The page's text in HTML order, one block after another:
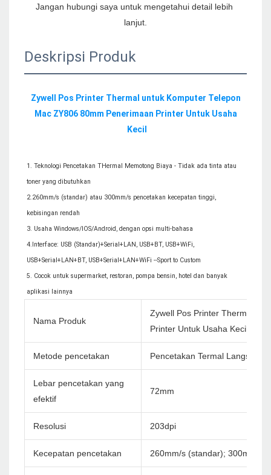
Jangan hubungi saya untuk mengetahui detail lebih
Deskripsi Produk
Zywell Pos Printer Thermal untuk Komputer Telepon
Mac ZY806 80mm Penerimaan Printer Untuk Usaha
1. Teknologi Pencetakan THermal Memotong Biaya - Tidak ada tinta atau
toner yang dibutuhkan
2.260mm/s (standar) atau 300mm/s pencetakan kecepatan tinggi,
kebisingan rendah
3. Usaha Windows/IOS/Android, dengan opsi multi-bahasa
4.Interface: USB (Standar)+Serial+LAN, USB+BT, USB+WiFi,
USB+Serial+LAN+BT, USB+Serial+LAN+WiFi --Sport to Custom
5. Cocok untuk supermarket, restoran, pompa bensin, hotel dan banyak
Nama Produk
Zywell Pos Printer Thermal
Printer Untuk Usaha Kecil
Metode pencetakan Pencetakan Termal Langsung
Lebar pencetakan yang
efektif
72mm
Resolusi 203dpi
Kecepatan pencetakan 260mm/s (standar); 300mm/s